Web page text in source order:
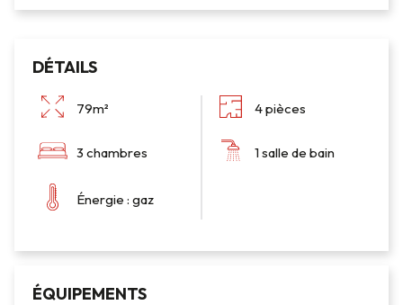
DÉTAILS
79m² 4 pièces
3 chambres 1 salle de bain
Énergie : gaz
ÉQUIPEMENTS